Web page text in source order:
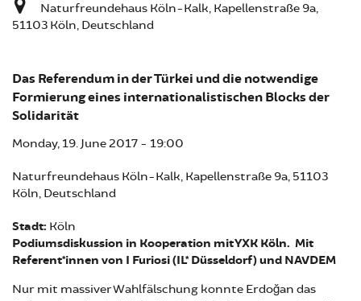
Naturfreundehaus Köln-Kalk, Kapellenstraße 9a,
51103 Köln, Deutschland
Das Referendum in der Türkei und die notwendige
Formierung eines internationalistischen Blocks der
Solidarität
Monday, 19. June 2017 - 19:00
Naturfreundehaus Köln-Kalk, Kapellenstraße 9a, 51103
Köln, Deutschland
Stadt: Köln
Podiumsdiskussion in Kooperation mit YXK Köln. Mit
Referent*innen von I Furiosi (IL* Düsseldorf) und NAVDEM
Nur mit massiver Wahlfälschung konnte Erdoğan das